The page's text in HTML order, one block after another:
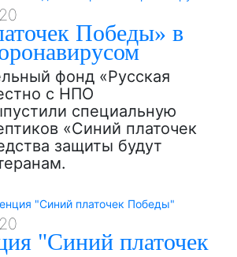
Победы» в
фонд «Русская
с НПО
специальную
«Синий платочек
защиты будут
"Синий платочек